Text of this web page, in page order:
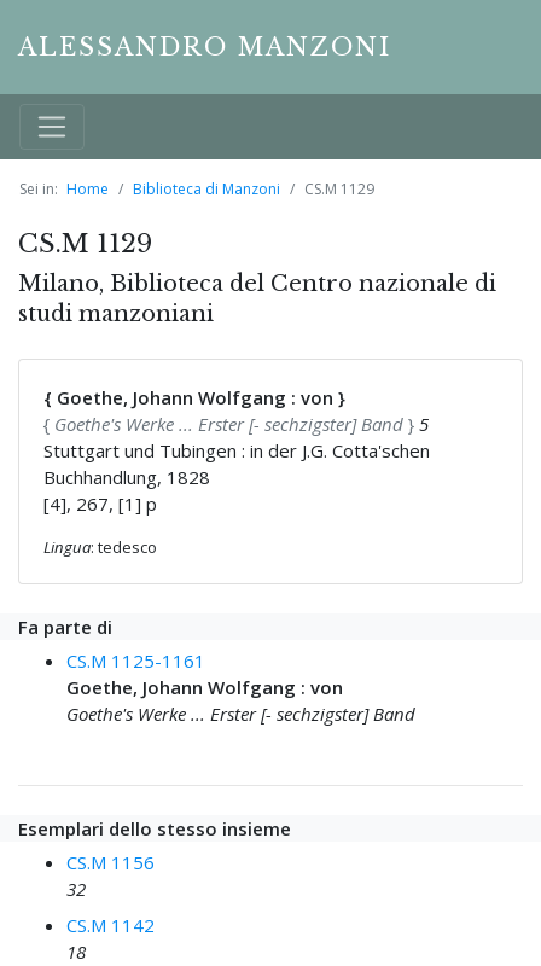
ALESSANDRO MANZONI
Sei in: Home Biblioteca di Manzoni CS.M 1129
CS.M 1129
Milano, Biblioteca del Centro nazionale di
studi manzoniani
{ Goethe, Johann Wolfgang : von }
{ Goethe's Werke ... Erster [- sechzigster] Band } 5
Stuttgart und Tubingen : in der J.G. Cotta'schen
Buchhandlung, 1828
[4], 267, [1] p
Lingua: tedesco
Fa parte di
CS.M 1125-1161
Goethe, Johann Wolfgang : von
Goethe's Werke ... Erster [- sechzigster] Band
Esemplari dello stesso insieme
CS.M 1156
32
CS.M 1142
18